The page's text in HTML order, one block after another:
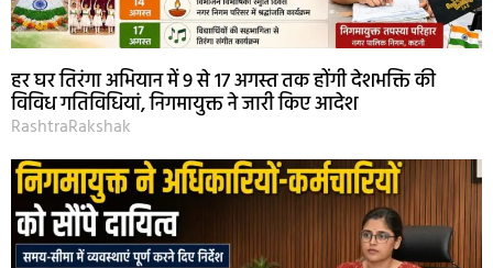
हर घर तिरंगा अभियान में 9 से 17 अगस्त तक होंगी देशभक्ति की
विविध गतिविधियां, निगमायुक्त ने जारी किए आदेश
RashtraRakshak